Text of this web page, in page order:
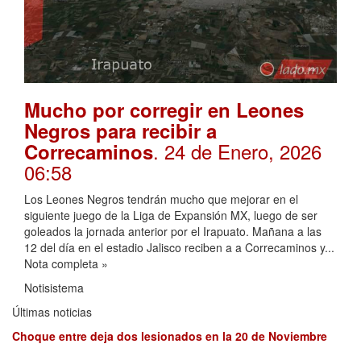
Mucho por corregir en Leones
Negros para recibir a
Correcaminos. 24 de Enero, 2026
06:58
Los Leones Negros tendrán mucho que mejorar en el
siguiente juego de la Liga de Expansión MX, luego de ser
goleados la jornada anterior por el Irapuato. Mañana a las
12 del día en el estadio Jalisco reciben a a Correcaminos y...
Nota completa »
Notisistema
Últimas noticias
Choque entre deja dos lesionados en la 20 de Noviembre